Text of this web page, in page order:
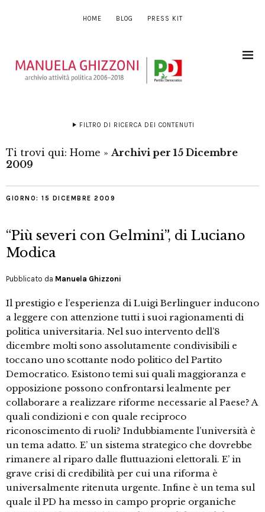
HOME BLOG PRESS KIT
FILTRO DI RICERCA DEI CONTENUTI
Ti trovi qui: Home » Archivi per 15 Dicembre
2009
GIORNO: 15 DICEMBRE 2009
“Più severi con Gelmini”, di Luciano
Modica
Pubblicato da Manuela Ghizzoni
Il prestigio e l’esperienza di Luigi Berlinguer inducono
a leggere con attenzione tutti i suoi ragionamenti di
politica universitaria. Nel suo intervento dell’8
dicembre molti sono assolutamente condivisibili e
toccano uno scottante nodo politico del Partito
Democratico. Esistono temi sui quali maggioranza e
opposizione possono confrontarsi lealmente per
collaborare a realizzare riforme necessarie al Paese? A
quali condizioni e con quale reciproco
riconoscimento di ruoli? Indubbiamente l’università è
un tema adatto. E’ un sistema strategico che dovrebbe
rimanere al riparo dalle fluttuazioni elettorali. E’ in
grave crisi di credibilità per cui una riforma è
universalmente ritenuta urgente. Infine è un tema sul
quale il PD ha messo in campo proprie organiche